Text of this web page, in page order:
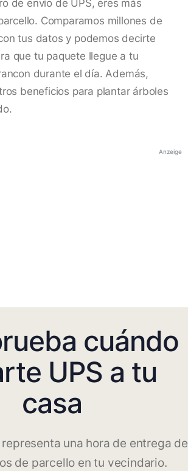
de envío de UPS, eres más
Comparamos millones de
tus datos y podemos decirte
que tu paquete llegue a tu
durante el día. Además,
beneficios para plantar árboles
Anzeige
cuándo
UPS a tu
casa
una hora de entrega de
de parcello en tu vecindario.